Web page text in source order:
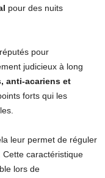
pour des nuits
pour
judicieux à long
anti-acariens et
forts qui les
leur permet de réguler
caractéristique
lors de